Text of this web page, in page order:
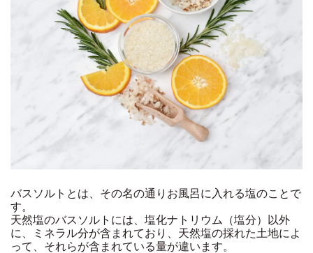
バスソルトとは、その名の通りお風呂に入れる塩のことで
す。
天然塩のバスソルトには、塩化ナトリウム（塩分）以外
に、ミネラル分が含まれており、天然塩の採れた土地によ
って、それらが含まれている量が違います。